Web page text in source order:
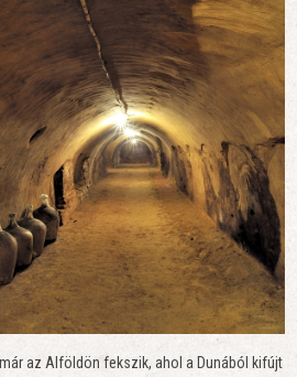
az Alföldön fekszik, ahol a Dunából kifújt